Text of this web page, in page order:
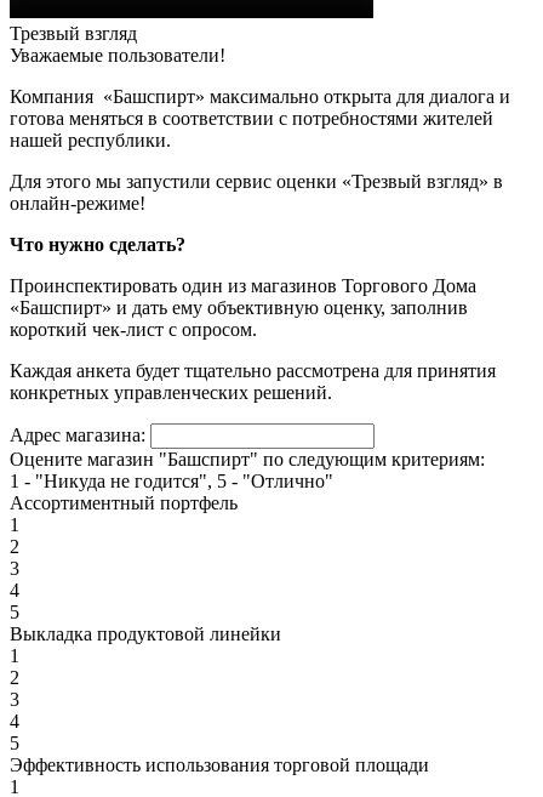
Трезвый взгляд
Уважаемые пользователи!
Компания «Башспирт» максимально открыта для диалога и
готова меняться в соответствии с потребностями жителей
нашей республики.
Для этого мы запустили сервис оценки «Трезвый взгляд» в
онлайн-режиме!
Что нужно сделать?
Проинспектировать один из магазинов Торгового Дома
«Башспирт» и дать ему объективную оценку, заполнив
короткий чек-лист с опросом.
Каждая анкета будет тщательно рассмотрена для принятия
конкретных управленческих решений.
Адрес магазина:
Оцените магазин "Башспирт" по следующим критериям:
1 - "Никуда не годится", 5 - "Отлично"
Ассортиментный портфель
1
2
3
4
5
Выкладка продуктовой линейки
1
2
3
4
5
Эффективность использования торговой площади
1